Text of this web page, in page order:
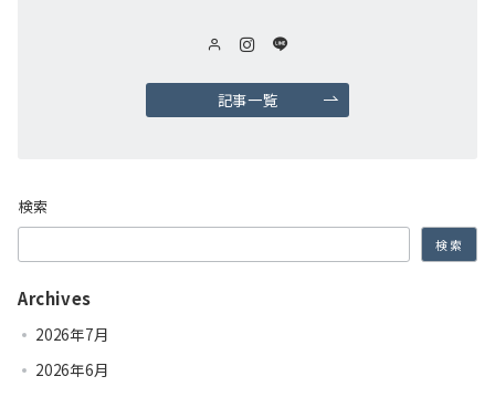
記事一覧
検索
検索
Archives
2026年7月
2026年6月